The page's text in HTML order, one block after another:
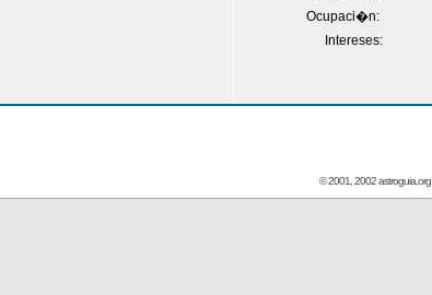
Ocupaci�n:
Intereses:
© 2001, 2002 astroguia.org